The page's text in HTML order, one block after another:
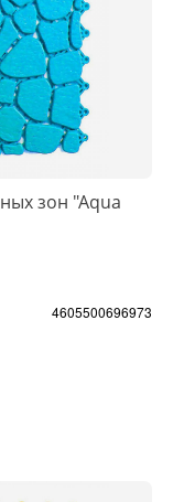
зон "Aqua
4605500696973